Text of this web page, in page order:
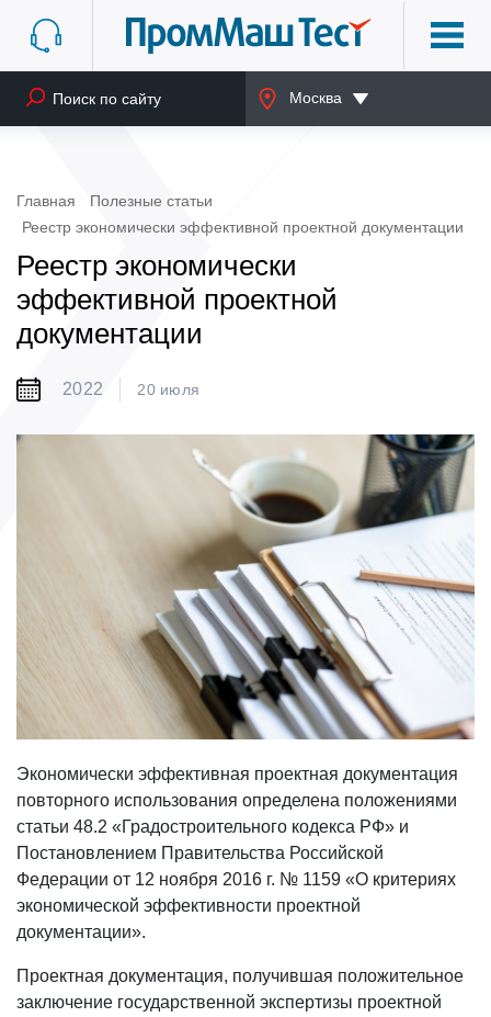
Москва
Главная
Полезные статьи
Реестр экономически эффективной проектной документации
Реестр экономически
эффективной проектной
документации
2022 20 июля
Экономически эффективная проектная документация
повторного использования определена положениями
статьи 48.2 «Градостроительного кодекса РФ» и
Постановлением Правительства Российской
Федерации от 12 ноября 2016 г. № 1159 «О критериях
экономической эффективности проектной
документации».
Проектная документация, получившая положительное
заключение государственной экспертизы проектной